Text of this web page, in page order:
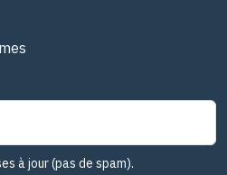
à jour (pas de spam).